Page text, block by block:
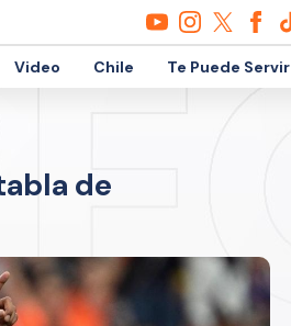
Video Chile Te Puede Servir
de